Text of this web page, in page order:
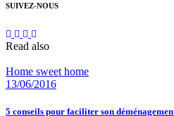
SUIVEZ-NOUS
Read also
Home sweet home
13/06/2016
5 conseils pour faciliter son